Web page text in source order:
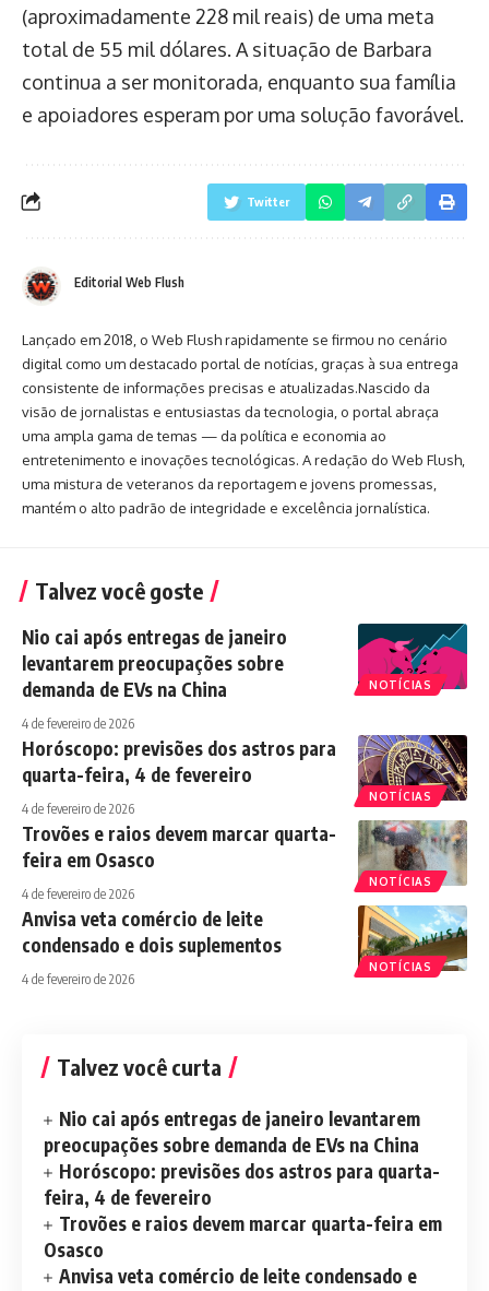
(aproximadamente 228 mil reais) de uma meta
total de 55 mil dólares. A situação de Barbara
continua a ser monitorada, enquanto sua família
e apoiadores esperam por uma solução favorável.
Twitter
Editorial Web Flush
Lançado em 2018, o Web Flush rapidamente se firmou no cenário
digital como um destacado portal de notícias, graças à sua entrega
consistente de informações precisas e atualizadas.Nascido da
visão de jornalistas e entusiastas da tecnologia, o portal abraça
uma ampla gama de temas — da política e economia ao
entretenimento e inovações tecnológicas. A redação do Web Flush,
uma mistura de veteranos da reportagem e jovens promessas,
mantém o alto padrão de integridade e excelência jornalística.
Talvez você goste
NOTÍCIAS
Nio cai após entregas de janeiro
levantarem preocupações sobre
demanda de EVs na China
4 de fevereiro de 2026
NOTÍCIAS
Horóscopo: previsões dos astros para
quarta-feira, 4 de fevereiro
4 de fevereiro de 2026
NOTÍCIAS
Trovões e raios devem marcar quarta-
feira em Osasco
4 de fevereiro de 2026
NOTÍCIAS
Anvisa veta comércio de leite
condensado e dois suplementos
4 de fevereiro de 2026
Talvez você curta
Nio cai após entregas de janeiro levantarem
preocupações sobre demanda de EVs na China
Horóscopo: previsões dos astros para quarta-
feira, 4 de fevereiro
Trovões e raios devem marcar quarta-feira em
Osasco
Anvisa veta comércio de leite condensado e